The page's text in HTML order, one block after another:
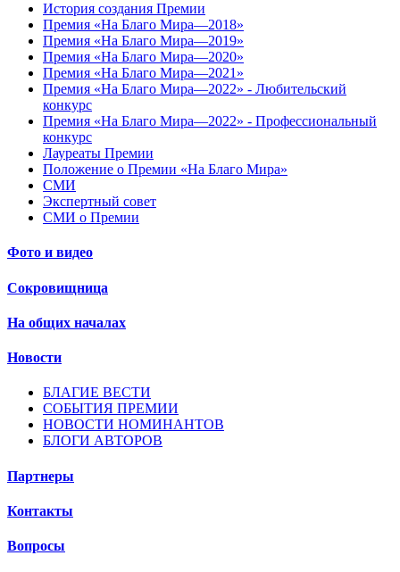
История создания Премии
Премия «На Благо Мира—2018»
Премия «На Благо Мира—2019»
Премия «На Благо Мира—2020»
Премия «На Благо Мира—2021»
Премия «На Благо Мира—2022» - Любительский
конкурс
Премия «На Благо Мира—2022» - Профессиональный
конкурс
Лауреаты Премии
Положение о Премии «На Благо Мира»
СМИ
Экспертный совет
СМИ о Премии
Фото и видео
Сокровищница
На общих началах
Новости
БЛАГИЕ ВЕСТИ
СОБЫТИЯ ПРЕМИИ
НОВОСТИ НОМИНАНТОВ
БЛОГИ АВТОРОВ
Партнеры
Контакты
Вопросы